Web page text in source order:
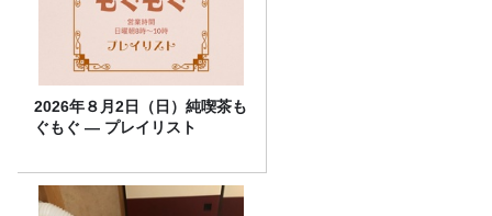
2026年８月2日（日）純喫茶も
ぐもぐ ― プレイリスト